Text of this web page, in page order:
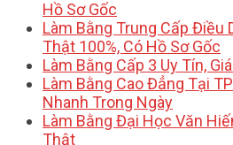
Hồ Sơ Gốc
Làm Bằng Trung Cấp Điều
Thật 100%, Có Hồ Sơ Gốc
Làm Bằng Cấp 3 Uy Tín,
Làm Bằng Cao Đẳng Tại
Nhanh Trong Ngày
Làm Bằng Đại Học Văn
Thật